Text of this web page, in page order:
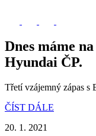
Dnes máme
Hyundai ČP.
Třetí vzájemný zápas s
ČÍST DÁLE
20. 1. 2021